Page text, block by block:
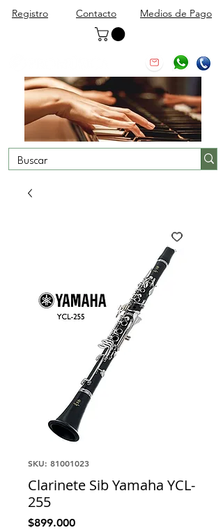
Registro Contacto Medios de Pago
SKU: 81001023
Clarinete Sib Yamaha YCL-
255
$899.000Precio